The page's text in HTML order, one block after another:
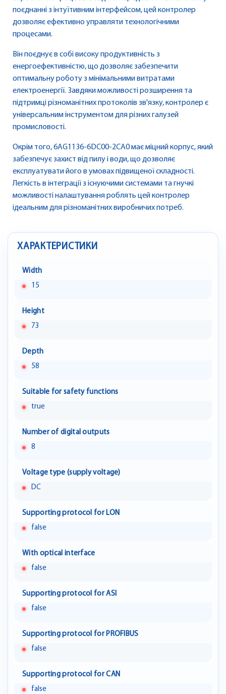
поєднанні з інтуїтивним інтерфейсом, цей контролер
дозволяє ефективно управляти технологічними
процесами.
Він поєднує в собі високу продуктивність з
енергоефективністю, що дозволяє забезпечити
оптимальну роботу з мінімальними витратами
електроенергії. Завдяки можливості розширення та
підтримці різноманітних протоколів зв'язку, контролер є
універсальним інструментом для різних галузей
промисловості.
Окрім того, 6AG1136-6DC00-2CA0 має міцний корпус, який
забезпечує захист від пилу і води, що дозволяє
експлуатувати його в умовах підвищеної складності.
Легкість в інтеграції з існуючими системами та гнучкі
можливості налаштування роблять цей контролер
ідеальним для різноманітних виробничих потреб.
ХАРАКТЕРИСТИКИ
Width
15
Height
73
Depth
58
Suitable for safety functions
true
Number of digital outputs
8
Voltage type (supply voltage)
DC
Supporting protocol for LON
false
With optical interface
false
Supporting protocol for ASI
false
Supporting protocol for PROFIBUS
false
Supporting protocol for CAN
false